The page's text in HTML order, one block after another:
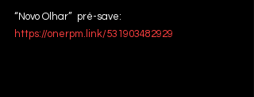
“Novo Olhar”  pré-save:
https://onerpm.link/531903482929